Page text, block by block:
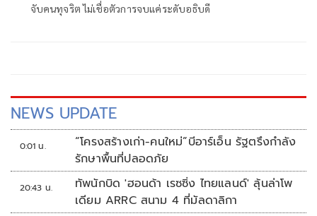
จับคนทุจริต ไม่เชื่อตัวการจบแค่ระดับอธิบดี
NEWS UPDATE
0:01 น.
“โครงสร้างเก่า-คนใหม่”บีอาร์เอ็น รัฐตรึงกำลัง
รักษาพื้นที่ปลอดภัย
20:43 น.
ทัพนักบิด 'ฮอนด้า เรซซิ่ง ไทยแลนด์' ลุ้นล่าโพ
เดียม ARRC สนาม 4 ที่มัลดาลิกา